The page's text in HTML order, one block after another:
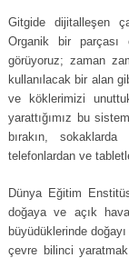
Gitgide dijitalleşen
Organik bir parçası
görüyoruz; zaman
kullanılacak bir alan
ve köklerimizi
yarattığımız bu
bırakın,
telefonlardan ve
Dünya Eğitim
doğaya ve açık
büyüdüklerinde
çevre bilinci